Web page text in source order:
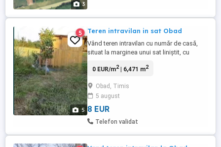
3
5
5 Teren intravilan in sat Obad
Vând teren intravilan cu număr de casă,
situat la marginea unui sat liniștit, cu
km de Timișoara. Suprafață totală: 6.417
casă de vacanță sau parcelare. Avantaje &
facilități existente: Puț forat pentru
alimentare ...
0 EUR/m2| 6,471 m2
Obad, Timis
5 august
8 EUR
Telefon validat